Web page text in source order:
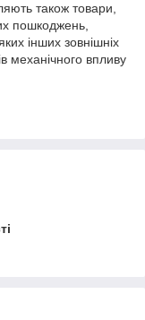
також товари,
пошкоджень,
інших зовнішніх
механічного впливу